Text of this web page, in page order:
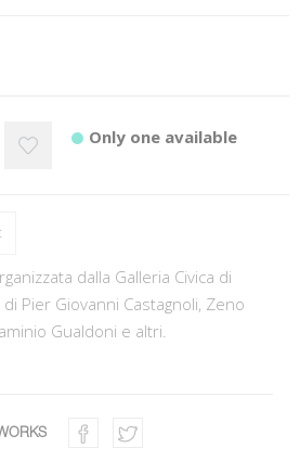
Only one available
dalla Galleria Civica di
Pier Giovanni Castagnoli, Zeno
Gualdoni e altri.